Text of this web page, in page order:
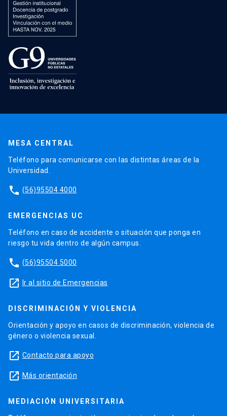
MESA CENTRAL
Teléfono para comunicarse con las distintas áreas de la
Universidad.
phone (56)95504 4000
EMERGENCIAS UC
Teléfono en caso de accidente o situación que ponga en
riesgo tu vida dentro de algún campus.
phone (56)95504 5000
launch Ir al sitio de Emergencias
DISCRIMINACIÓN Y VIOLENCIA
Orientación y apoyo en casos de discriminación, violencia de
género o violencia sexual.
launch Contacto para apoyo
launch Más orientación
MEDIACIÓN UNIVERSITARIA